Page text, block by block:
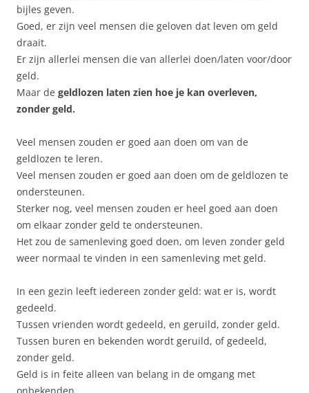
bijles geven.
Goed, er zijn veel mensen die geloven dat leven om geld
draait.
Er zijn allerlei mensen die van allerlei doen/laten voor/door
geld.
Maar de geldlozen laten zien hoe je kan overleven,
zonder geld.
Veel mensen zouden er goed aan doen om van de
geldlozen te leren.
Veel mensen zouden er goed aan doen om de geldlozen te
ondersteunen.
Sterker nog, veel mensen zouden er heel goed aan doen
om elkaar zonder geld te ondersteunen.
Het zou de samenleving goed doen, om leven zonder geld
weer normaal te vinden in een samenleving met geld.
In een gezin leeft iedereen zonder geld: wat er is, wordt
gedeeld.
Tussen vrienden wordt gedeeld, en geruild, zonder geld.
Tussen buren en bekenden wordt geruild, of gedeeld,
zonder geld.
Geld is in feite alleen van belang in de omgang met